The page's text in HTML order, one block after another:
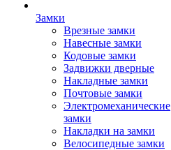
Замки
Врезные замки
Навесные замки
Кодовые замки
Задвижки дверные
Накладные замки
Почтовые замки
Электромеханические
замки
Накладки на замки
Велосипедные замки